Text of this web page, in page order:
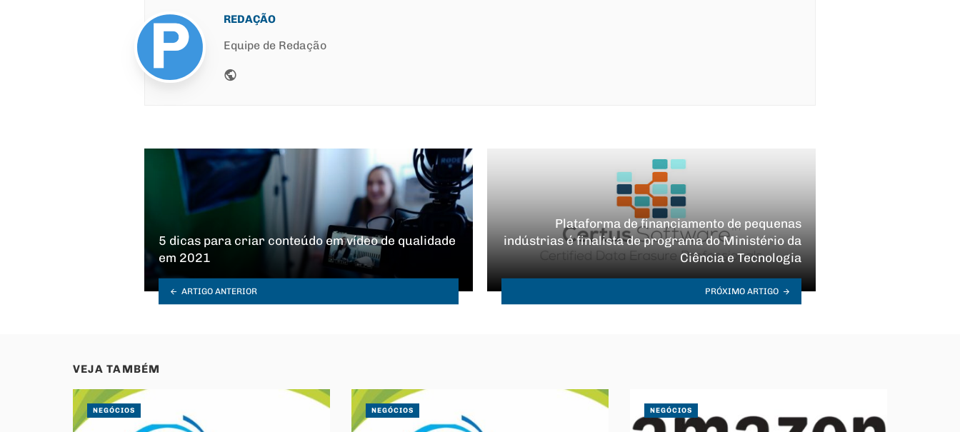
REDAÇÃO
Equipe de Redação
5 dicas para criar conteúdo em vídeo de qualidade
em 2021
ARTIGO ANTERIOR
Plataforma de financiamento de pequenas
indústrias é finalista de programa do Ministério da
Ciência e Tecnologia
PRÓXIMO ARTIGO
VEJA TAMBÉM
NEGÓCIOS NEGÓCIOS NEGÓCIOS